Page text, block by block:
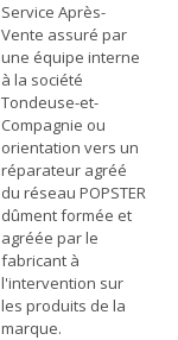
Service Après-
Vente assuré par
une équipe interne
à la société
Tondeuse-et-
Compagnie ou
orientation vers un
réparateur agréé
du réseau POPSTER
dûment formée et
agréée par le
fabricant à
l'intervention sur
les produits de la
marque.